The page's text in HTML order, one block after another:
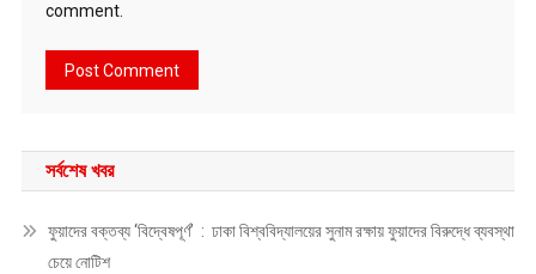
comment.
সর্বশেষ খবর
ফুয়াদের বক্তব্য ‘বিদ্বেষপূর্ণ’ : ঢাকা বিশ্ববিদ্যালয়ের সুনাম রক্ষায় ফুয়াদের বিরুদ্ধে ব্যবস্থা
চেয়ে নোটিশ